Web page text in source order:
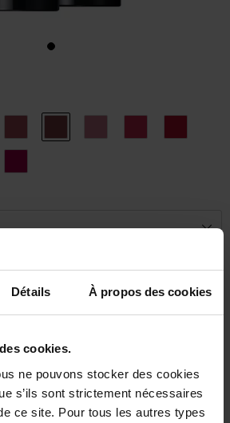
Détails À propos des cookies
cookies.
ne pouvons stocker des cookies
s’ils sont strictement nécessaires
ce site. Pour tous les autres types
Momo
kasane
Matsu SakuraNeshoubu
Iwatsutsuji
disponible pour le moment
à partir de 50€
votre magasin